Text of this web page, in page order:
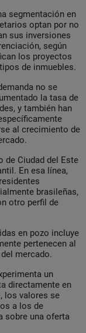
segmentación en
optan por no
sus inversiones
según
los proyectos
de inmuebles.
no se
la tasa de
y también han
al crecimiento de
de Ciudad del Este
En esa línea,
brasileñas,
otro perfil de
en pozo incluye
pertenecen al
mercado.
un
directamente en
los valores se
a los de
sobre una oferta